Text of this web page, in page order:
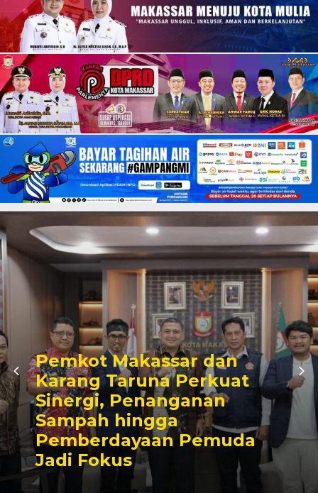
Pemkot Makassar dan
Karang Taruna Perkuat
Sinergi, Penanganan
Sampah hingga
Pemberdayaan Pemuda
Jadi Fokus